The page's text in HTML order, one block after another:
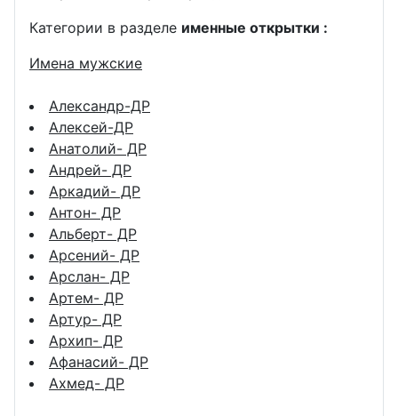
Категории в разделе именные открытки :
Имена мужские
Александр-ДР
Алексей-ДР
Анатолий- ДР
Андрей- ДР
Аркадий- ДР
Антон- ДР
Альберт- ДР
Арсений- ДР
Арслан- ДР
Артем- ДР
Артур- ДР
Архип- ДР
Афанасий- ДР
Ахмед- ДР